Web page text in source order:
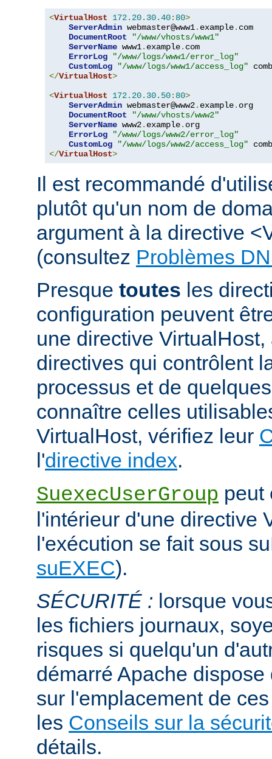
<VirtualHost 172.20. 30.40: 80>
ServerAdmin webmaster@www1. example. com
DocumentRoot
"/www/vhosts/www1"
ServerName www1. example. com
ErrorLog
"/www/logs/www1/error_log"
CustomLog
"/www/logs/www1/access_log"
</VirtualHost>
<VirtualHost 172.20. 30.50: 80>
ServerAdmin webmaster@www2. example. org
DocumentRoot
"/www/vhosts/www2"
ServerName www2. example. org
ErrorLog
"/www/logs/www2/error_log"
CustomLog
"/www/logs/www2/access_log"
</VirtualHost>
Il est recommandé
plutôt qu'un nom de
argument à la directive
(consultez Problèmes
Presque toutes les
configuration peuvent
une directive
directives qui contrôlent
processus et de
connaître celles
VirtualHost, vérifiez leur
l'directive index.
SuexecUserGroup peut
l'intérieur d'une directive
l'exécution se fait sous
suEXEC).
SÉCURITÉ : lorsque
les fichiers journaux,
risques si quelqu'un
démarré Apache
sur l'emplacement de
les Conseils sur la
détails.